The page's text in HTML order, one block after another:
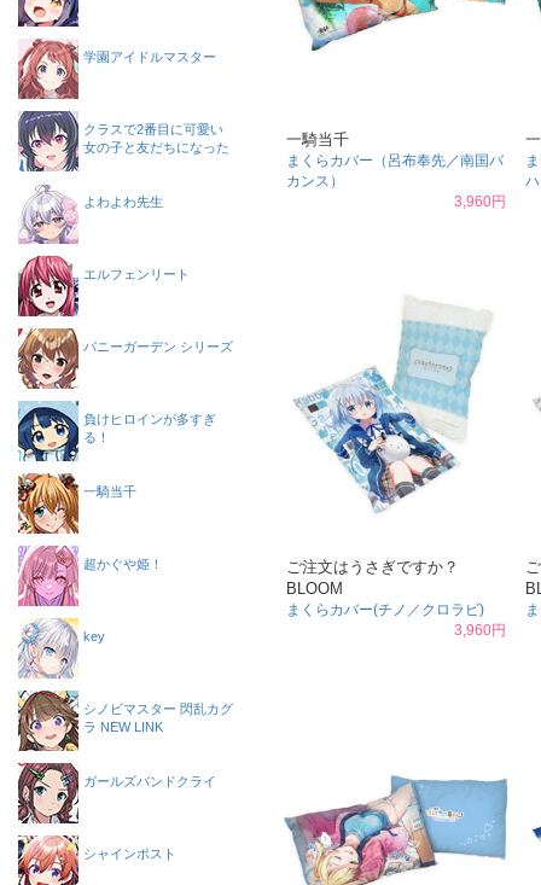
一騎当千
まくらカバー（呂布奉先／南国バ
カンス）
3,960円
ご注文はうさぎですか？
BLOOM
まくらカバー(チノ／クロラビ)
3,960円
学園アイドルマスター
クラスで2番目に可愛い
女の子と友だちになった
よわよわ先生
エルフェンリート
バニーガーデン シリーズ
負けヒロインが多すぎ
る！
一騎当千
超かぐや姫！
key
シノビマスター 閃乱カグ
ラ NEW LINK
ガールズバンドクライ
シャインポスト